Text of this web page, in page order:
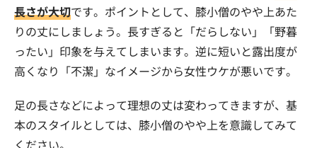
長さが大切です。ポイントとして、膝小僧のやや上あた
りの丈にしましょう。長すぎると「だらしない」「野暮
ったい」印象を与えてしまいます。逆に短いと露出度が
高くなり「不潔」なイメージから女性ウケが悪いです。
足の長さなどによって理想の丈は変わってきますが、基
本のスタイルとしては、膝小僧のやや上を意識してみて
ください。